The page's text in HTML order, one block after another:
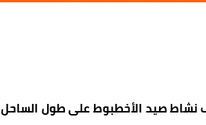
نشاط صيد الأخطبوط على طول